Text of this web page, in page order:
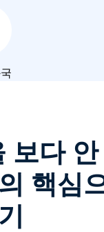
보다 안
핵심